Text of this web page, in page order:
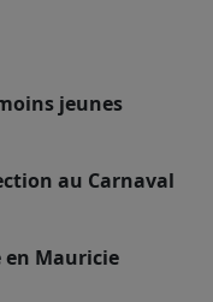
jeunes
au Carnaval
en Mauricie